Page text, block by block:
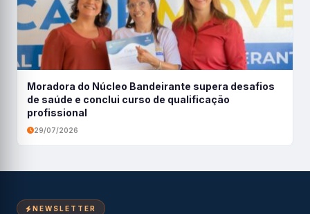
Moradora do Núcleo Bandeirante supera desafios
de saúde e conclui curso de qualificação
profissional
29/07/2026
NEWSLETTER